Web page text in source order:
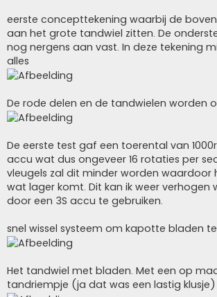
eerste concepttekening waarbij de
aan het grote tandwiel zitten. De
nog nergens aan vast. In deze tekening
alles
De rode delen en de tandwielen worden
De eerste test gaf een toerental van
accu wat dus ongeveer 16 rotaties per
vleugels zal dit minder worden
wat lager komt. Dit kan ik weer verhogen
door een 3S accu te gebruiken.
snel wissel systeem om kapotte bladen
Het tandwiel met bladen. Met een op
tandriempje (ja dat was een lastig klusje)